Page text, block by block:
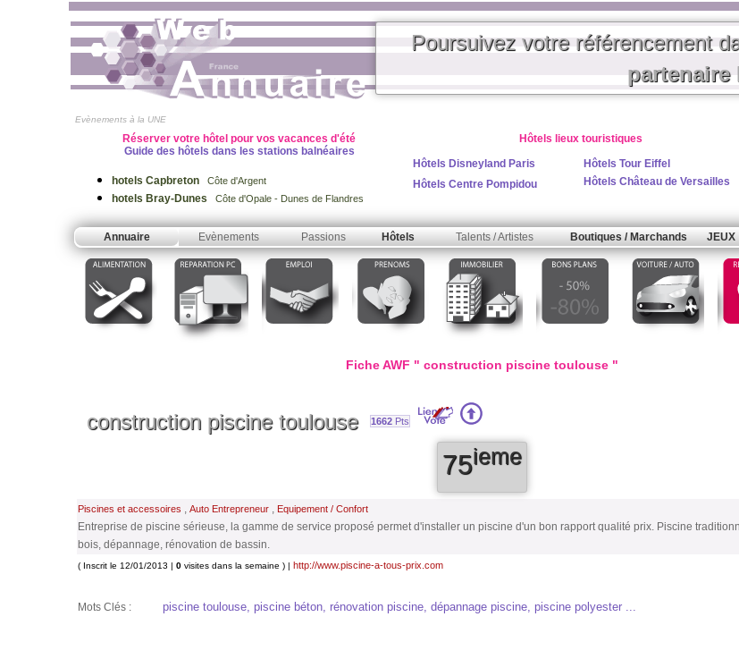
Poursuivez votre référencement
partenaire
Evènements à la UNE
Réserver votre hôtel pour vos vacances d'été
Guide des hôtels dans les stations balnéaires
hotels Capbreton Côte d'Argent
hotels Bray-Dunes Côte d'Opale - Dunes de Flandres
Hôtels lieux touristiques
Hôtels Disneyland Paris
Hôtels Tour Eiffel
Hôtels Centre Pompidou
Hôtels Château de Versailles
Annuaire Evènements Passions Hôtels Talents / Artistes Boutiques / Marchands JEUX
Fiche AWF " construction piscine toulouse "
construction piscine toulouse 1662 Pts
75ieme
Piscines et accessoires , Auto Entrepreneur , Equipement / Confort
Entreprise de piscine sérieuse, la gamme de service proposé permet d'installer un piscine d'un bon rapport qualité prix. Piscine
bois, dépannage, rénovation de bassin.
( Inscrit le 12/01/2013 | 0 visites dans la semaine ) | http://www.piscine-a-tous-prix.com
Mots Clés : piscine toulouse, piscine béton, rénovation piscine, dépannage piscine, piscine polyester ...